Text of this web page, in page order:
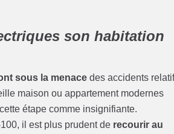
son habitation
sous la menace des accidents
maison ou appartement modernes
étape comme insignifiante.
il est plus prudent de recourir au